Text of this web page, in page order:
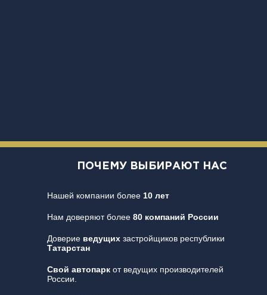
ПОЧЕМУ ВЫБИРАЮТ НАС
Нашей компании более 10 лет
Нам доверяют более 80 компаний России
Доверие ведущихзастройщиков республики
Татарстан
Свой автопаркот ведущих производителей
России.